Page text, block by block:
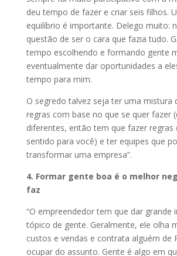
deu tempo de fazer e criar seis filhos.
equilíbrio é importante. Delego muito:
questão de ser o cara que fazia tudo.
tempo escolhendo e formando gente
eventualmente dar oportunidades a
tempo para mim.
O segredo talvez seja ter uma mistura
regras com base no que se quer fazer
diferentes, então tem que fazer regras
sentido para você) e ter equipes que
transformar uma empresa”.
4. Formar gente boa é o melhor
faz
“O empreendedor tem que dar grande
tópico de gente. Geralmente, ele olha
custos e vendas e contrata alguém de
ocupar do assunto. Gente é algo em